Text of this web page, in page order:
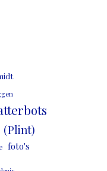
(Plint)
foto's